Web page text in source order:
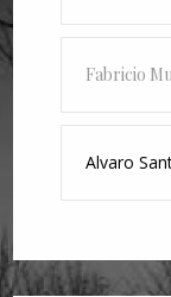
Fabricio
Alvaro